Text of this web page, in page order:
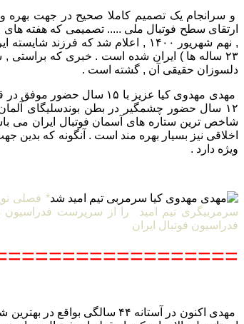
و سرانجام یک تصمیم کاملا صحیح در جهت بهره
ارتقای سطح فوتبال ملی ..... تصمیمی که هفته های
, نهم شهریور ۱۴۰۰ , اعلام شد که
۲۳ ساله ها ) ایران شده است . خبری که
دلسوزان حقیقی آن , گشته است .
مهدی مهدوی کیا عزیز با ۱۵
۱۲ سال حضور چشمگیر در بطن بوندسلیگای
شاخص ترین ستاره های آسمان فوتبال ایران می
اخلاقی نیز بسیار بهره مند است . آنگونه که بدین
ویژه دارد .
* فصلی
فدراسیون فوتبال ایران
مهدی اکنون در آستانه ۴۴ سالگی